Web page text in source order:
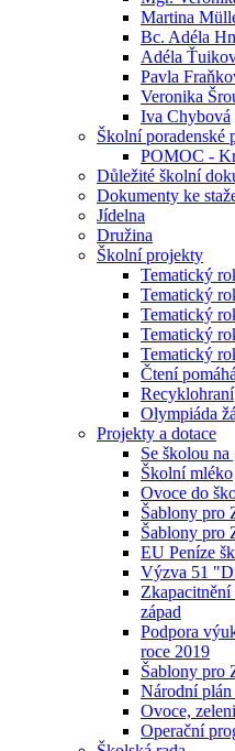
Martina
Bc. Adéla
Adéla
Pavla
Veronika
Iva Chybová
Školní poradenské
POMOC -
Důležité školní
Dokumenty ke
Jídelna
Družina
Školní projekty
Tematický
Tematický
Tematický
Tematický
Tematický
Čtení pomáhá
Recyklohraní
Olympiáda
Projekty a dotace
Se školou
Školní mléko
Ovoce do
Šablony pro
Šablony pro
EU Peníze
Výzva 51
západ
Podpora
roce 2019
Šablony pro
Národní
Ovoce,
Operační